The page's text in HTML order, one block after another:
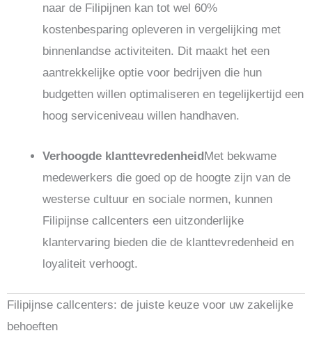
naar de Filipijnen kan tot wel 60%
kostenbesparing opleveren in vergelijking met
binnenlandse activiteiten. Dit maakt het een
aantrekkelijke optie voor bedrijven die hun
budgetten willen optimaliseren en tegelijkertijd een
hoog serviceniveau willen handhaven.
Verhoogde klanttevredenheidMet bekwame
medewerkers die goed op de hoogte zijn van de
westerse cultuur en sociale normen, kunnen
Filipijnse callcenters een uitzonderlijke
klantervaring bieden die de klanttevredenheid en
loyaliteit verhoogt.
Filipijnse callcenters: de juiste keuze voor uw zakelijke
behoeften